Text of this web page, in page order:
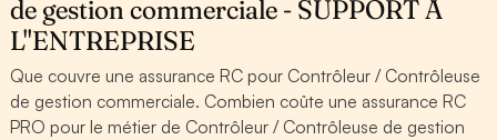
de gestion commerciale - SUPPORT A
L''ENTREPRISE
Que couvre une assurance RC pour Contrôleur / Contrôleuse
de gestion commerciale. Combien coûte une assurance RC
PRO pour le métier de Contrôleur / Contrôleuse de gestion